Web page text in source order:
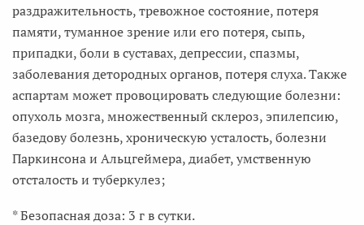
раздражительность, тревожное состояние, потеря
памяти, туманное зрение или его потеря, сыпь,
припадки, боли в суставах, депрессии, спазмы,
заболевания детородных органов, потеря слуха. Также
аспартам может провоцировать следующие болезни:
опухоль мозга, множественный склероз, эпилепсию,
базедову болезнь, хроническую усталость, болезни
Паркинсона и Альцгеймера, диабет, умственную
отсталость и туберкулез;
* Безопасная доза: 3 г в сутки.